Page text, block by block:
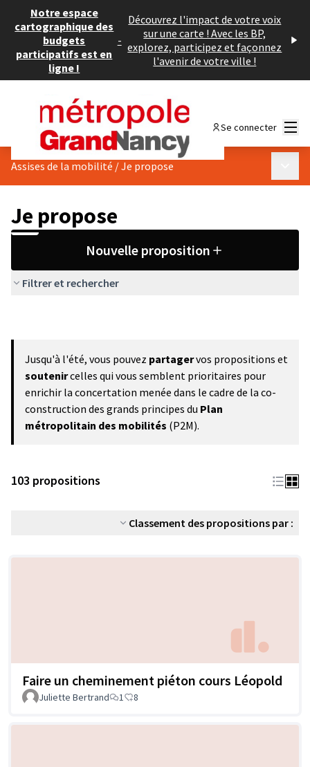
Notre espace
cartographique des
budgets
participatifs est en
ligne !
-
Découvrez l'impact de votre voix
sur une carte ! Avec les BP,
explorez, participez et façonnez
l'avenir de votre ville !
Se connecter
Assises de la mobilité /Je propose
Je propose
Nouvelle proposition
Filtrer et rechercher
Jusqu'à l'été, vous pouvez partagervos propositions et
soutenircelles qui vous semblent prioritaires pour
enrichir la concertation menée dans le cadre de la co-
construction des grands principes du Plan
métropolitain des mobilités (P2M).
103 propositions
Classement des propositions par :
Faire un cheminement piéton cours Léopold
Juliette Bertrand 1 8